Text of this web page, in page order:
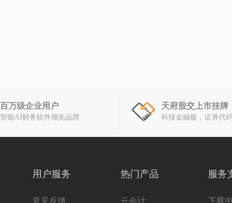
百万级企业用户
智能AI财务软件领先品牌
天府股交上市挂牌
科技金融板，证券代
用户服务
意见反馈
热门产品
云会计
服务
下载